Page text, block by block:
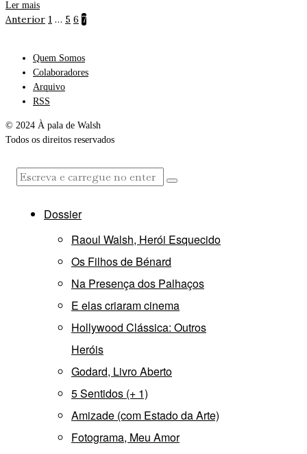
Ler mais
Anterior 1 … 5 6 7
Quem Somos
Colaboradores
Arquivo
RSS
© 2024 À pala de Walsh
Todos os direitos reservados
Dossier
Raoul Walsh, Herói Esquecido
Os Filhos de Bénard
Na Presença dos Palhaços
E elas criaram cinema
Hollywood Clássica: Outros
Heróis
Godard, Livro Aberto
5 Sentidos (+ 1)
Amizade (com Estado da Arte)
Fotograma, Meu Amor